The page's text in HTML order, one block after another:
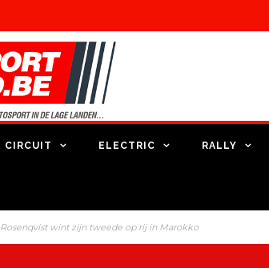
CIRCUIT ELECTRIC RALLY
Rosenqvist wint zijn tweede op rij in Marokko